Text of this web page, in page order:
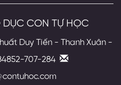
CON TỰ HỌC
Duy Tiến - Thanh Xuân -
707-284